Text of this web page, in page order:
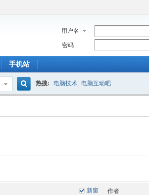
用户名
密码
手机站
热搜: 电脑技术 电脑互动吧
新窗 作者